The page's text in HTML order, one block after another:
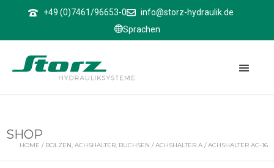
+49 (0)7461/96653-0
info@storz-hydraulik.de
Sprachen
SHOP
HOME / BOLZEN, ACHSHALTER, BUCHSEN /ACHSHALTER A / ACHSHALTER AC-16